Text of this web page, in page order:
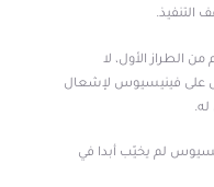
التنفيذ.
الطراز الأول، لا
على فينيسيوس لإشعال
له.
لم يخيّب أبدا في